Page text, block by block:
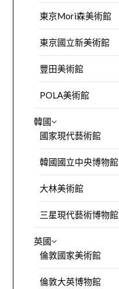
東京Mori森美術館
東京國立新美術館
豐田美術館
POLA美術館
韓國
國家現代藝術館
韓國國立中央博物館
大林美術館
三星現代藝術博物館
英國
倫敦國家美術館
倫敦大英博物館